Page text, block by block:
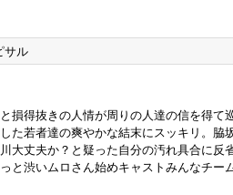
サル
損得抜きの人情が周りの人達の信を得て
た若者達の爽やかな結末にスッキリ。脇
大丈夫か？と疑った自分の汚れ具合に反
と渋いムロさん始めキャストみんなチー